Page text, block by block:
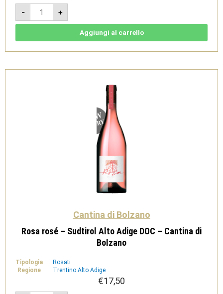
-
Liebrain
Silvaner
Valle
Isarco
Alto
-
+
Aggiungi al carrello
Cantina di Bolzano
Rosa rosé – Sudtirol Alto Adige DOC – Cantina di
Bolzano
Tipologia
Rosati
Regione
Trentino Alto Adige
€17,50